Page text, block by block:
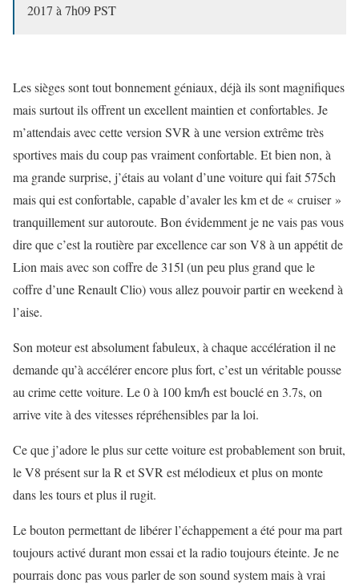
2017 à 7h09 PST
Les sièges sont tout bonnement géniaux, déjà ils sont magnifiques
mais surtout ils offrent un excellent maintien et confortables. Je
m’attendais avec cette version SVR à une version extrême très
sportives mais du coup pas vraiment confortable. Et bien non, à
ma grande surprise, j’étais au volant d’une voiture qui fait 575ch
mais qui est confortable, capable d’avaler les km et de « cruiser »
tranquillement sur autoroute. Bon évidemment je ne vais pas vous
dire que c’est la routière par excellence car son V8 à un appétit de
Lion mais avec son coffre de 315l (un peu plus grand que le
coffre d’une Renault Clio) vous allez pouvoir partir en weekend à
l’aise.
Son moteur est absolument fabuleux, à chaque accélération il ne
demande qu’à accélérer encore plus fort, c’est un véritable pousse
au crime cette voiture. Le 0 à 100 km/h est bouclé en 3.7s, on
arrive vite à des vitesses répréhensibles par la loi.
Ce que j’adore le plus sur cette voiture est probablement son bruit,
le V8 présent sur la R et SVR est mélodieux et plus on monte
dans les tours et plus il rugit.
Le bouton permettant de libérer l’échappement a été pour ma part
toujours activé durant mon essai et la radio toujours éteinte. Je ne
pourrais donc pas vous parler de son sound system mais à vrai